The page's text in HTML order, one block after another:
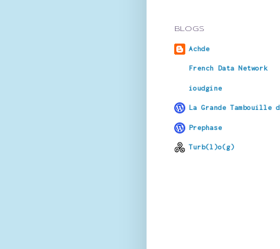
BLOGS
Achde
French Data Network
ioudgine
La Grande Tambouille
Prephase
Turb(l)o(g)